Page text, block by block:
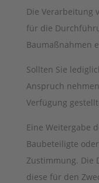
Die Verarbeitung
für die
Baumaßnahmen
Sollten Sie
Anspruch
Verfügung
Eine Weitergabe
Baubeteiligte
Zustimmung. Die
diese für den